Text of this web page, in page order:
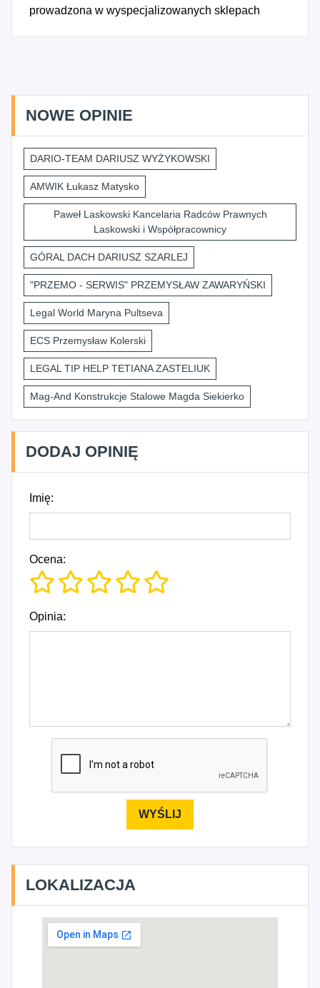
prowadzona w wyspecjalizowanych sklepach
NOWE OPINIE
DARIO-TEAM DARIUSZ WYŻYKOWSKI
AMWIK Łukasz Matysko
Paweł Laskowski Kancelaria Radców Prawnych
Laskowski i Współpracownicy
GÓRAL DACH DARIUSZ SZARLEJ
"PRZEMO - SERWIS" PRZEMYSŁAW ZAWARYŃSKI
Legal World Maryna Pultseva
ECS Przemysław Kolerski
LEGAL TIP HELP TETIANA ZASTELIUK
Mag-And Konstrukcje Stalowe Magda Siekierko
DODAJ OPINIĘ
Imię:
Ocena:
Opinia:
LOKALIZACJA